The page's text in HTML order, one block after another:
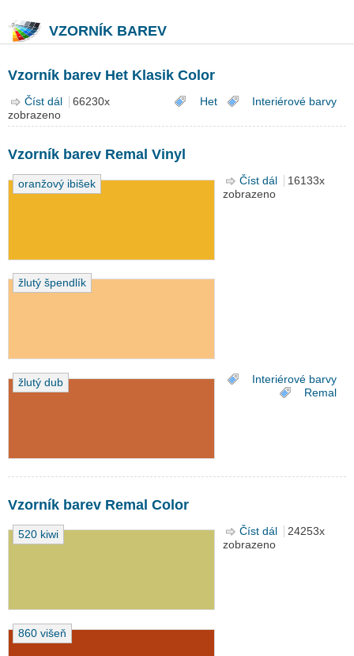
VZORNÍK BAREV
Vzorník barev Het Klasik Color
Interiérové barvy
Het
Číst dál Vzorník barev Het Klasik Color
66230x
zobrazeno
Vzorník barev Remal Vinyl
oranžový ibišek
žlutý špendlík
žlutý dub
Interiérové barvy
Remal
Číst dál
Vzorník barev
16133x
zobrazeno
Vzorník barev Remal Color
520 kiwi
860 višeň
Číst dál Vzorník barev
24253x
zobrazeno